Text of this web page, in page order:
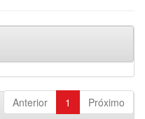
Anterior 1 Próximo